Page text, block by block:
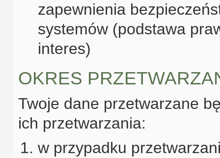
zapewnienia
systemów (podstawa
interes)
OKRES
Twoje dane przetwarzane
ich przetwarzania:
w przypadku